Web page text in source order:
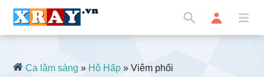
Ca lâm sàng » Hô Hấp » Viêm phổi